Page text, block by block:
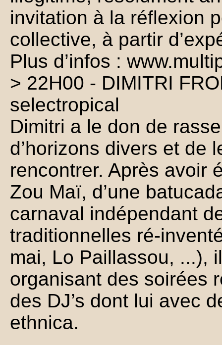
invitation à la réflexion
collective, à partir
Plus d’infos :
> 22H00 - DIMITRI
selectropical
Dimitri a le don de
d’horizons divers et de
rencontrer. Après avoir
Zou Maï, d’une
carnaval indépendant
traditionnelles ré-
mai, Lo Paillassou, ...),
organisant des soirées
des DJ’s dont lui avec
ethnica.